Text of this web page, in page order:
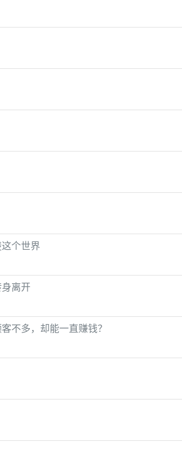
个世界
离开
不多，却能一直赚钱？